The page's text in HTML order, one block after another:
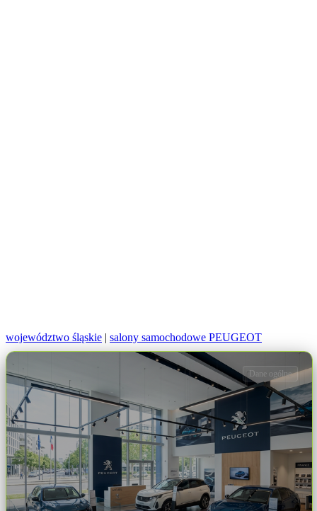
województwo śląskie | salony samochodowe PEUGEOT
Dane ogólne